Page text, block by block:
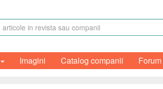
Imagini Catalog companii Forum